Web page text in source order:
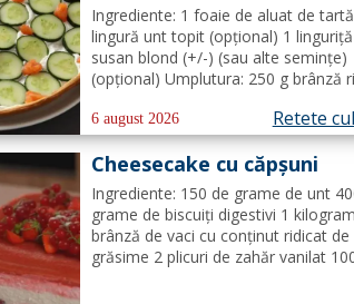
Ingrediente: 1 foaie de aluat de
lingură unt topit (opțional) 1
susan blond (+/-) (sau alte semințe)
(opțional) Umplutura: 250 g brânză
verde (+/-) piper Toppinguri: 1
80 gr somon afumat 1 linguriță
de susan...
6 august 2026 Retete
Cheesecake cu căpșuni
Ingrediente: 150 de grame de unt
grame de biscuiți digestivi 1
brânză de vaci cu conținut ridicat de
grăsime 2 plicuri de zahăr vanilat